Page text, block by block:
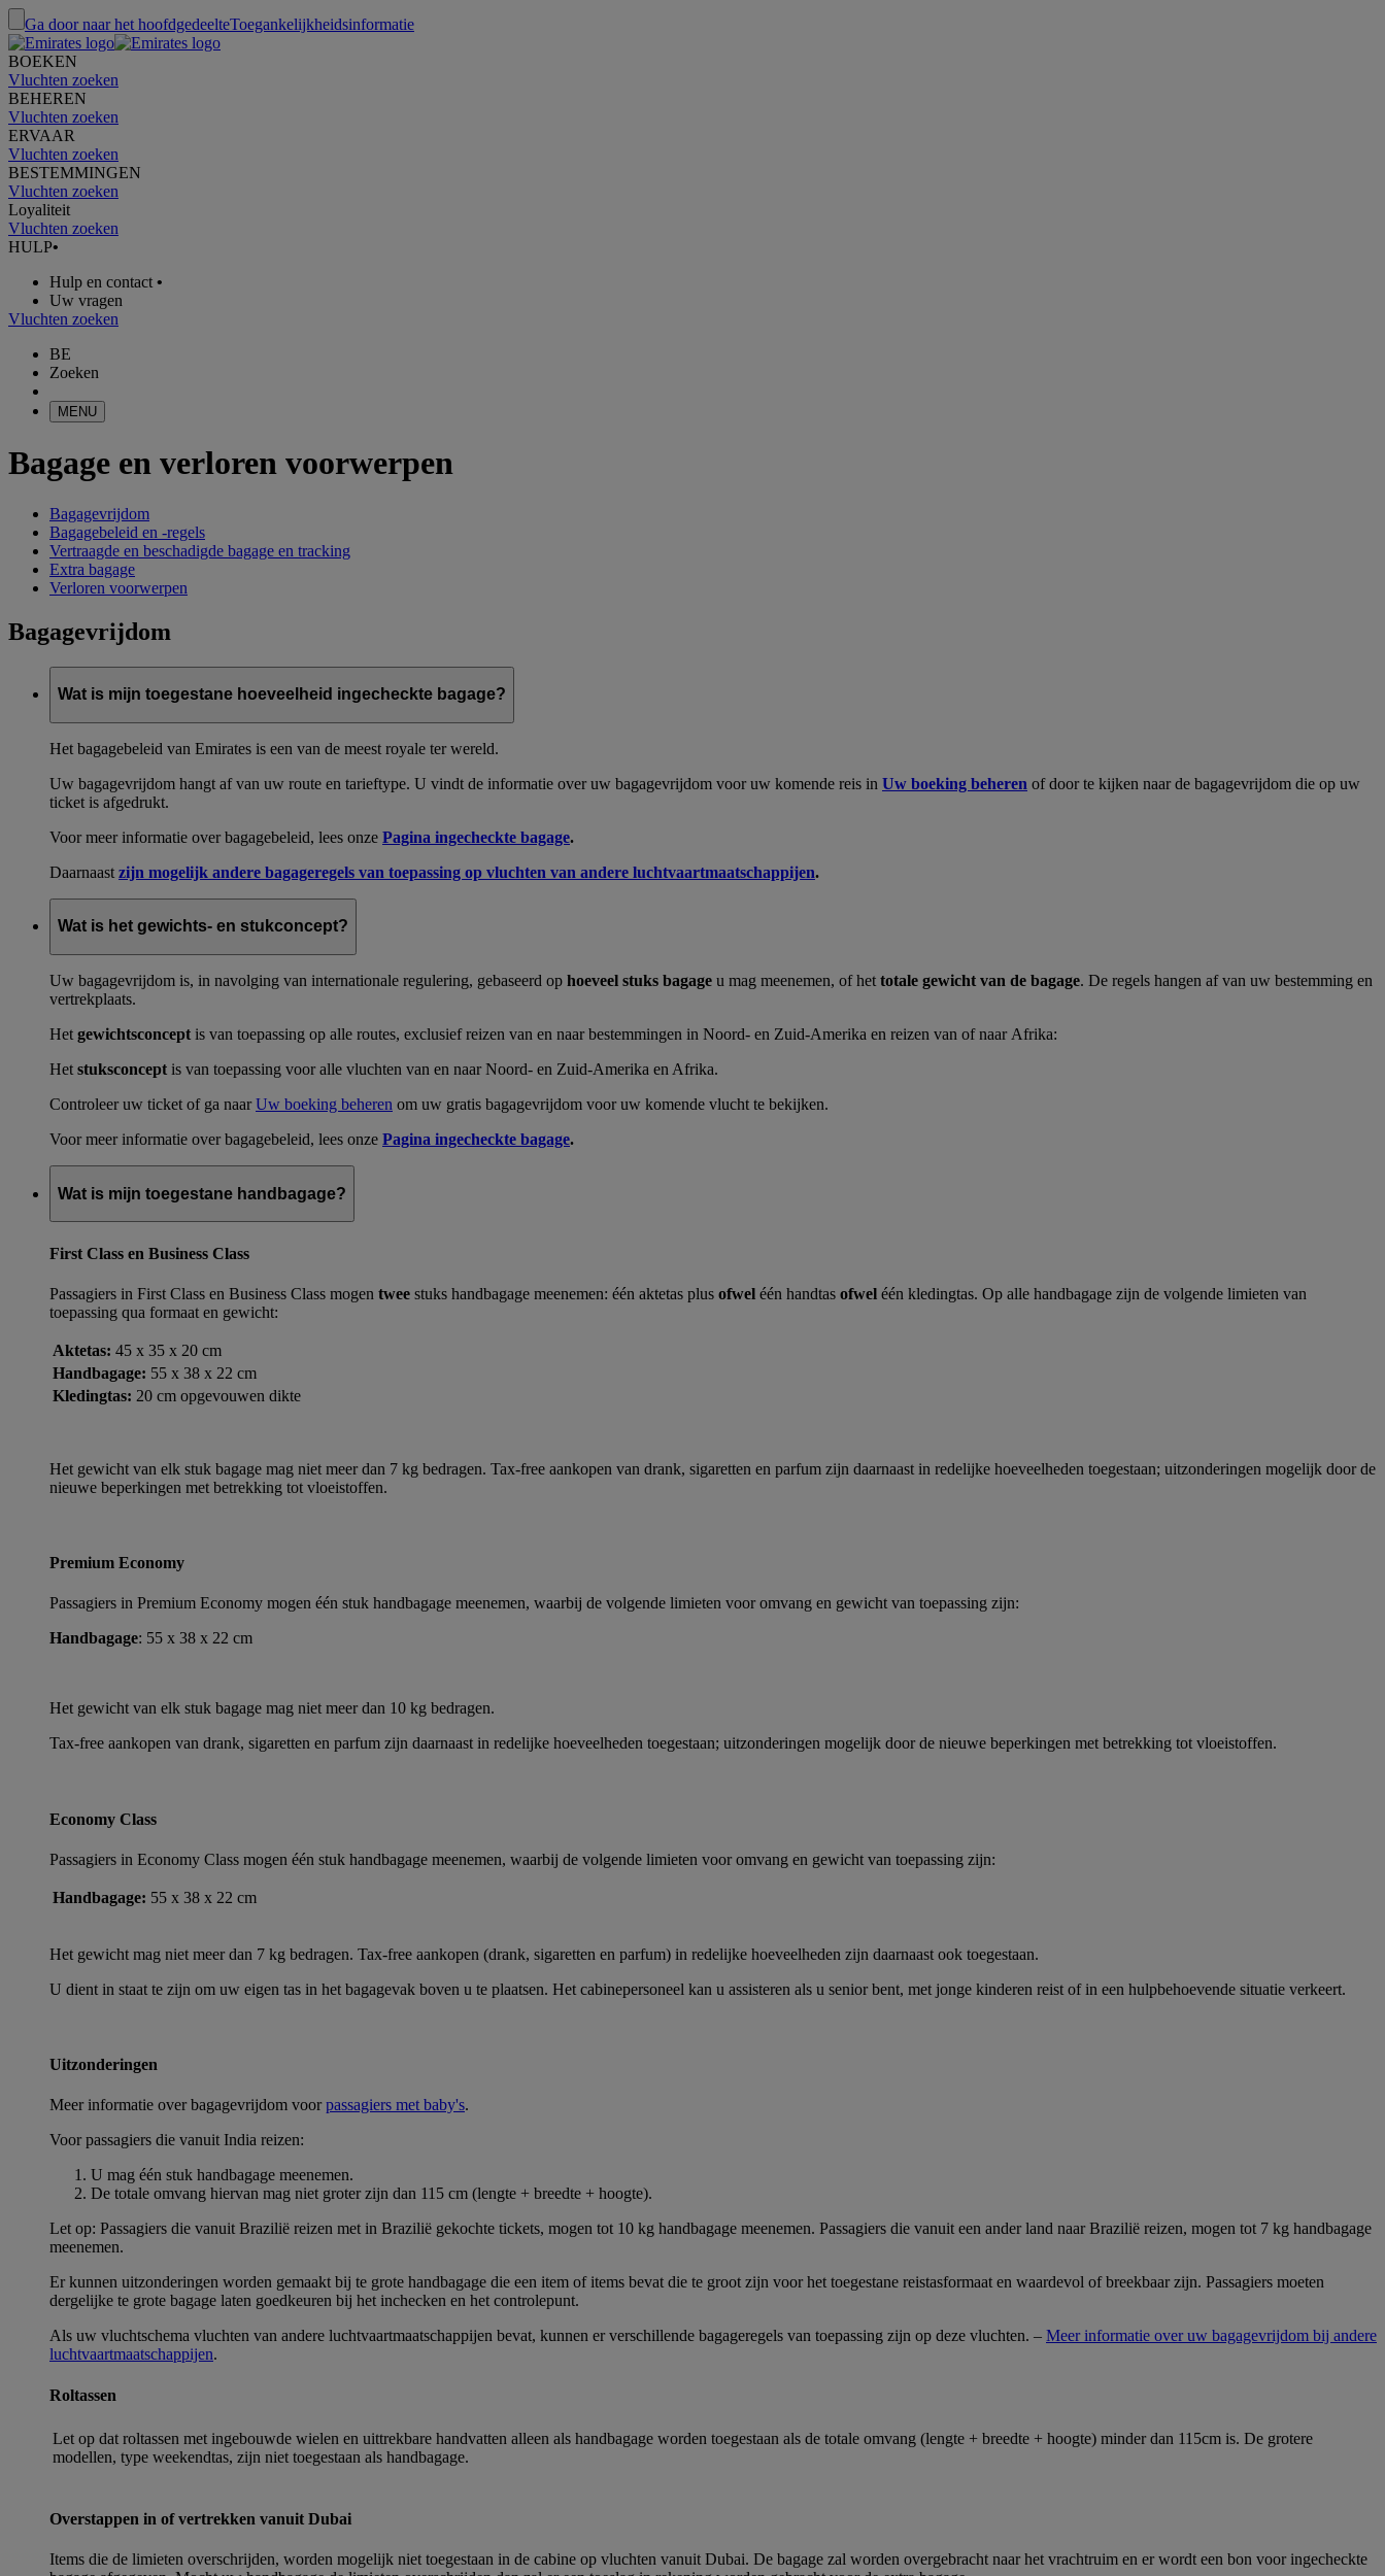
Ga door naar het hoofdgedeelteToegankelijkheidsinformatie
BOEKEN
Vluchten zoeken
BEHEREN
Vluchten zoeken
ERVAAR
Vluchten zoeken
BESTEMMINGEN
Vluchten zoeken
Loyaliteit
Vluchten zoeken
HULP•
Hulp en contact •
Uw vragen
Vluchten zoeken
BE
Zoeken
MENU
Bagage en verloren voorwerpen
Bagagevrijdom
Bagagebeleid en -regels
Vertraagde en beschadigde bagage en tracking
Extra bagage
Verloren voorwerpen
Bagagevrijdom
Wat is mijn toegestane hoeveelheid ingecheckte bagage?
Het bagagebeleid van Emirates is een van de meest royale ter wereld.
Uw bagagevrijdom hangt af van uw route en tarieftype. U vindt de informatie over uw bagagevrijdom voor uw komende reis in Uw boeking beheren of door te kijken naar de bagagevrijdom die op uw
ticket is afgedrukt.
Voor meer informatie over bagagebeleid, lees onze Pagina ingecheckte bagage.
Daarnaast zijn mogelijk andere bagageregels van toepassing op vluchten van andere luchtvaartmaatschappijen.
Wat is het gewichts- en stukconcept?
Uw bagagevrijdom is, in navolging van internationale regulering, gebaseerd op hoeveel stuks bagage u mag meenemen, of het totale gewicht van de bagage. De regels hangen af van uw bestemming en
vertrekplaats.
Het gewichtsconcept is van toepassing op alle routes, exclusief reizen van en naar bestemmingen in Noord- en Zuid-Amerika en reizen van of naar Afrika:
Het stuksconcept is van toepassing voor alle vluchten van en naar Noord- en Zuid-Amerika en Afrika.
Controleer uw ticket of ga naarUw boeking beheren om uw gratis bagagevrijdom voor uw komende vlucht te bekijken.
Voor meer informatie over bagagebeleid, lees onze Pagina ingecheckte bagage.
Wat is mijn toegestane handbagage?
First Class en Business Class
Passagiers in First Class en Business Class mogen twee stuks handbagage meenemen: één aktetas plus ofwel één handtas ofwel één kledingtas. Op alle handbagage zijn de volgende limieten van
toepassing qua formaat en gewicht:
Aktetas: 45 x 35 x 20 cm
Handbagage: 55 x 38 x 22 cm
Kledingtas: 20 cm opgevouwen dikte
Het gewicht van elk stuk bagage mag niet meer dan 7 kg bedragen. Tax-free aankopen van drank, sigaretten en parfum zijn daarnaast in redelijke hoeveelheden toegestaan; uitzonderingen mogelijk door de
nieuwe beperkingen met betrekking tot vloeistoffen.
Premium Economy
Passagiers in Premium Economy mogen één stuk handbagage meenemen, waarbij de volgende limieten voor omvang en gewicht van toepassing zijn:
Handbagage: 55 x 38 x 22 cm
Het gewicht van elk stuk bagage mag niet meer dan 10 kg bedragen.
Tax-free aankopen van drank, sigaretten en parfum zijn daarnaast in redelijke hoeveelheden toegestaan; uitzonderingen mogelijk door de nieuwe beperkingen met betrekking tot vloeistoffen.
Economy Class
Passagiers in Economy Class mogen één stuk handbagage meenemen, waarbij de volgende limieten voor omvang en gewicht van toepassing zijn:
Handbagage: 55 x 38 x 22 cm
Het gewicht mag niet meer dan 7 kg bedragen. Tax-free aankopen (drank, sigaretten en parfum) in redelijke hoeveelheden zijn daarnaast ook toegestaan.
U dient in staat te zijn om uw eigen tas in het bagagevak boven u te plaatsen. Het cabinepersoneel kan u assisteren als u senior bent, met jonge kinderen reist of in een hulpbehoevende situatie verkeert.
Uitzonderingen
Meer informatie over bagagevrijdom voorpassagiers met baby's.
Voor passagiers die vanuit India reizen:
U mag één stuk handbagage meenemen.
De totale omvang hiervan mag niet groter zijn dan 115 cm (lengte + breedte + hoogte).
Let op: Passagiers die vanuit Brazilië reizen met in Brazilië gekochte tickets, mogen tot 10 kg handbagage meenemen. Passagiers die vanuit een ander land naar Brazilië reizen, mogen tot 7 kg handbagage
meenemen.
Er kunnen uitzonderingen worden gemaakt bij te grote handbagage die een item of items bevat die te groot zijn voor het toegestane reistasformaat en waardevol of breekbaar zijn. Passagiers moeten
dergelijke te grote bagage laten goedkeuren bij het inchecken en het controlepunt.
Als uw vluchtschema vluchten van andere luchtvaartmaatschappijen bevat, kunnen er verschillende bagageregels van toepassing zijn op deze vluchten. – Meer informatie over uw bagagevrijdom bij andere
luchtvaartmaatschappijen.
Roltassen
Let op dat roltassen met ingebouwde wielen en uittrekbare handvatten alleen als handbagage worden toegestaan als de totale omvang (lengte + breedte + hoogte) minder dan 115cm is. De grotere
modellen, type weekendtas, zijn niet toegestaan als handbagage.
Overstappen in of vertrekken vanuit Dubai
Items die de limieten overschrijden, worden mogelijk niet toegestaan in de cabine op vluchten vanuit Dubai. De bagage zal worden overgebracht naar het vrachtruim en er wordt een bon voor ingecheckte